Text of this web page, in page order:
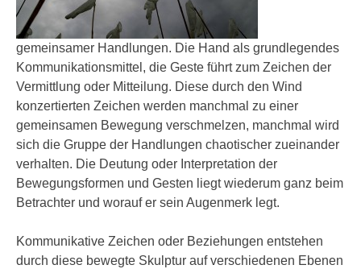
gemeinsamer Handlungen. Die Hand als grundlegendes
Kommunikationsmittel, die Geste führt zum Zeichen der
Vermittlung oder Mitteilung. Diese durch den Wind
konzertierten Zeichen werden manchmal zu einer
gemeinsamen Bewegung verschmelzen, manchmal wird
sich die Gruppe der Handlungen chaotischer zueinander
verhalten. Die Deutung oder Interpretation der
Bewegungsformen und Gesten liegt wiederum ganz beim
Betrachter und worauf er sein Augenmerk legt.
Kommunikative Zeichen oder Beziehungen entstehen
durch diese bewegte Skulptur auf verschiedenen Ebenen